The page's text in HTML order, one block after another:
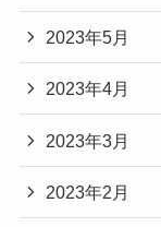
2023年5月
2023年4月
2023年3月
2023年2月